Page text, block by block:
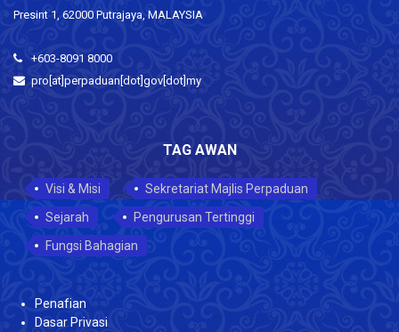
Presint 1, 62000 Putrajaya, MALAYSIA
+603-8091 8000
pro[at]perpaduan[dot]gov[dot]my
TAG AWAN
Visi & Misi
Sekretariat Majlis Perpaduan
Sejarah
Pengurusan Tertinggi
Fungsi Bahagian
Penafian
Dasar Privasi